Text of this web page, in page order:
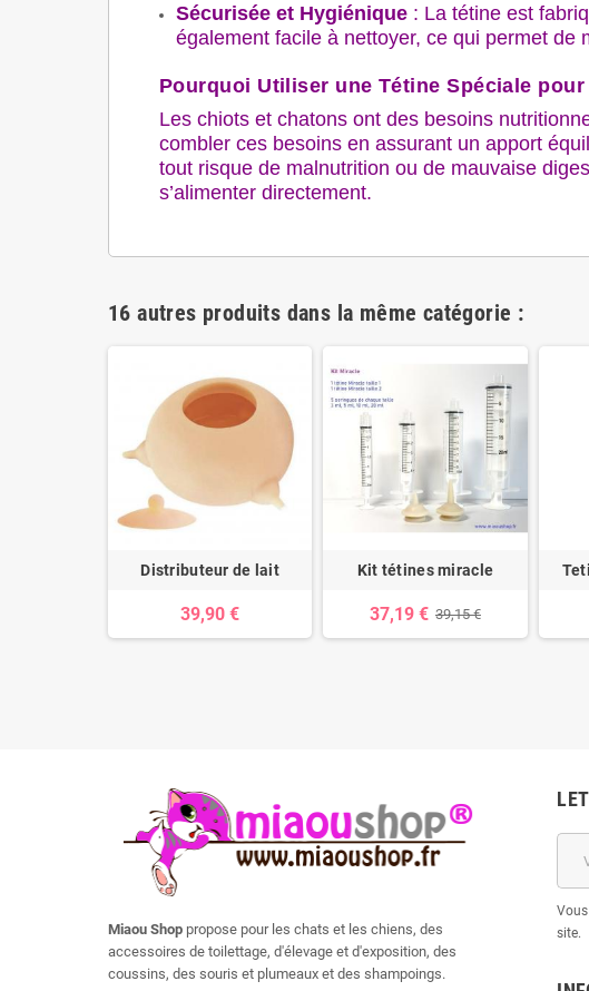
Sécurisée et Hygiénique : La tétine est
également facile à nettoyer, ce qui permet
Pourquoi Utiliser une Tétine Spéciale
Les chiots et chatons ont des besoins
combler ces besoins en assurant un apport
tout risque de malnutrition ou de mauvaise
s’alimenter directement.
16 autres produits dans la même catégorie :
Distributeur de lait
39,90 €
Kit tétines miracle
37,19 € 39,15 €
Miaou Shop propose pour les chats et les chiens, des
accessoires de toilettage, d'élevage et d'exposition, des
coussins, des souris et plumeaux et des shampoings.
site.